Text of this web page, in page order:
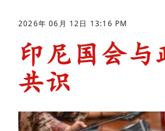
2026年 06月 12日 13:16 PM
印尼国会与
共识